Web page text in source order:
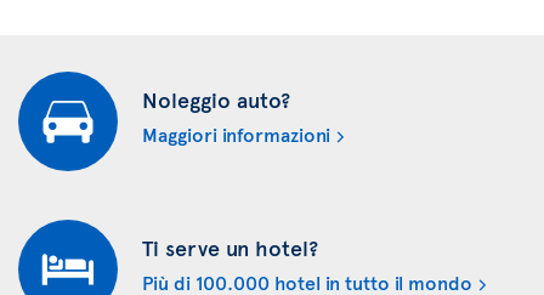
Noleggio auto?
Maggiori informazioni
Ti serve un hotel?
Più di 100.000 hotel in tutto il mondo